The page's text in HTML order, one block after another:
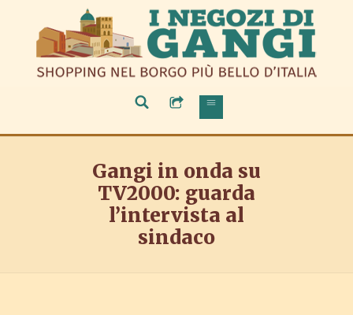
Gangi in onda su
TV2000: guarda
l’intervista al
sindaco